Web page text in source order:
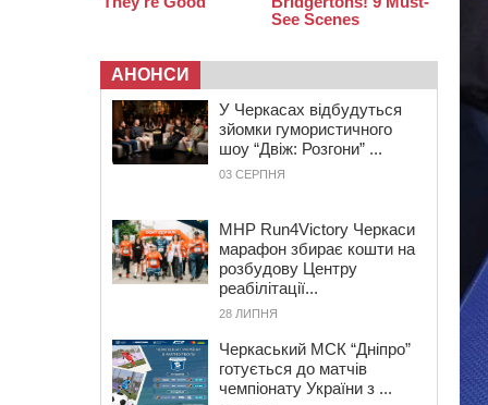
АНОНСИ
У Черкасах відбудуться
зйомки гумористичного
шоу “Двіж: Розгони” ...
03 СЕРПНЯ
MHP Run4Victory Черкаси
марафон збирає кошти на
розбудову Центру
реабілітації...
28 ЛИПНЯ
Черкаський МСК “Дніпро”
готується до матчів
чемпіонату України з ...